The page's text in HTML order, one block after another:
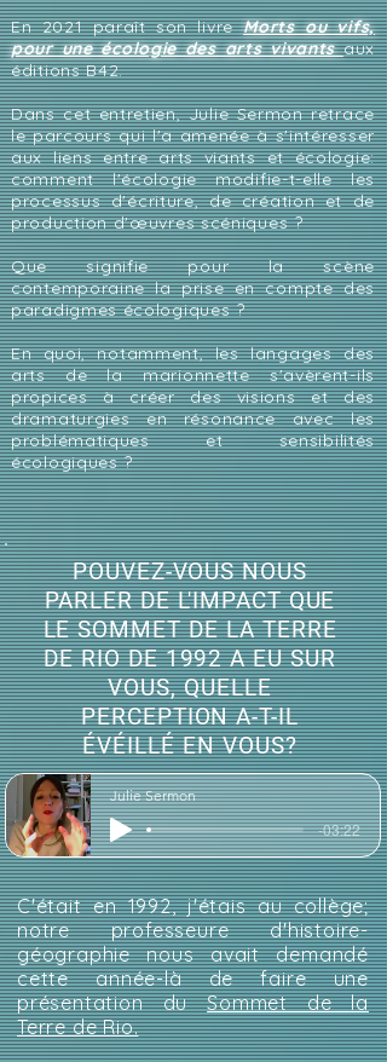
En 2021 paraît son livreMorts ou vifs,
pour une écologie des arts vivantsaux
éditions B42.
Dans cet entretien, Julie Sermon retrace
le parcours qui l'a amenée à s'intéresser
aux liens entre arts viants et écologie:
comment l'écologie modifie-t-elle les
processus d'écriture, de création et de
production d'œuvres scéniques ?
Que signifie pour la scène
contemporaine la prise en compte des
paradigmes écologiques ?
En quoi, notamment, les langages des
arts de la marionnette s'avèrent-ils
propices à créer des visions et des
dramaturgies en résonance avec les
problématiques et sensibilités
écologiques ?
POUVEZ-VOUS NOUS
PARLER DE L'IMPACT QUE
LE SOMMET DE LA TERRE
DE RIO DE 1992 A EU SUR
VOUS, QUELLE
PERCEPTION A-T-IL
ÉVÉILLÉ EN VOUS?
Julie Sermon
-03:22
C'était en 1992, j'étais au collège;
notre professeure d'histoire-
géographie nous avait demandé
cette année-là de faire une
présentation du
Sommet de la
Terre de Rio.